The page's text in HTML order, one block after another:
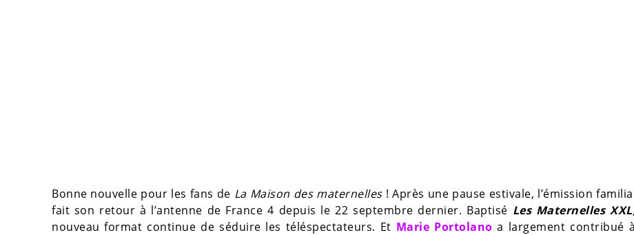
Bonne nouvelle pour les fans de La Maison des maternelles! Après une pause estivale, l’émission
fait son retour à l’antenne de France 4 depuis le 22 septembre dernier. Baptisé Les Maternelles XXL
nouveau format continue de séduire les téléspectateurs. Et Marie Portolano a largement contribué